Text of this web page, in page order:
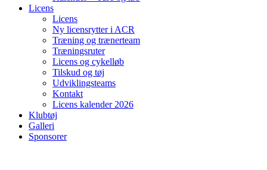
Licens
Licens
Ny licensrytter i ACR
Træning og trænerteam
Træningsruter
Licens og cykelløb
Tilskud og tøj
Udviklingsteams
Kontakt
Licens kalender 2026
Klubtøj
Galleri
Sponsorer